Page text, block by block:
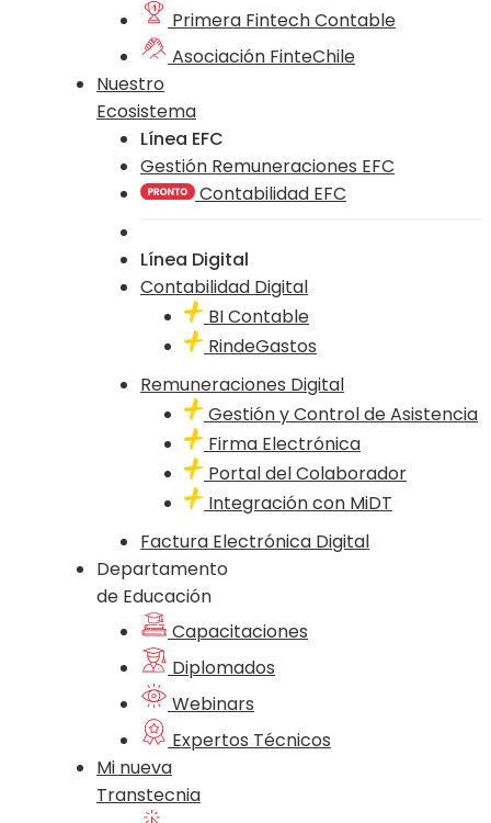
Primera Fintech Contable
Asociación FinteChile
Nuestro
Ecosistema
Línea EFC
Gestión Remuneraciones EFC
Contabilidad EFC
Línea Digital
Contabilidad Digital
BI Contable
RindeGastos
Remuneraciones Digital
Gestión y Control de Asistencia
Firma Electrónica
Portal del Colaborador
Integración con MiDT
Factura Electrónica Digital
Departamento
de Educación
Capacitaciones
Diplomados
Webinars
Expertos Técnicos
Mi nueva
Transtecnia